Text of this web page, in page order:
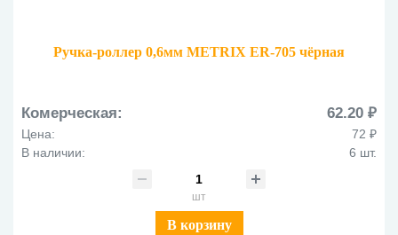
Ручка-роллер 0,6мм METRIX ER-705 чёрная
Комерческая: 62.20 ₽
Цена:
72 ₽
В наличии:
6 шт.
шт
В корзину